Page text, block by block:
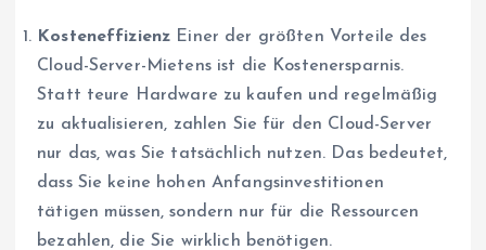
Kosteneffizienz Einer der größten Vorteile des
Cloud-Server-Mietens ist die Kostenersparnis.
Statt teure Hardware zu kaufen und regelmäßig
zu aktualisieren, zahlen Sie für den Cloud-Server
nur das, was Sie tatsächlich nutzen. Das bedeutet,
dass Sie keine hohen Anfangsinvestitionen
tätigen müssen, sondern nur für die Ressourcen
bezahlen, die Sie wirklich benötigen.